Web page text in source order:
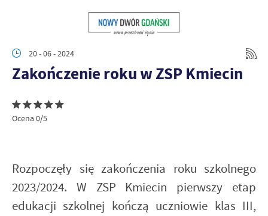
20 - 06 - 2024
Zakończenie roku w ZSP Kmiecin
Ocena 0/5
Rozpoczęły się zakończenia roku szkolnego
2023/2024. W ZSP Kmiecin pierwszy etap
edukacji szkolnej kończą uczniowie klas III,